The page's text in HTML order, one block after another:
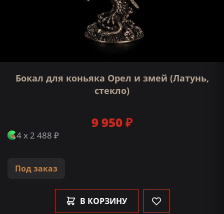
Бокал для коньяка Орел и змей (Латунь,
стекло)
Под заказ
9 950 ₽
4 x 2 488 ₽
В КОРЗИНУ